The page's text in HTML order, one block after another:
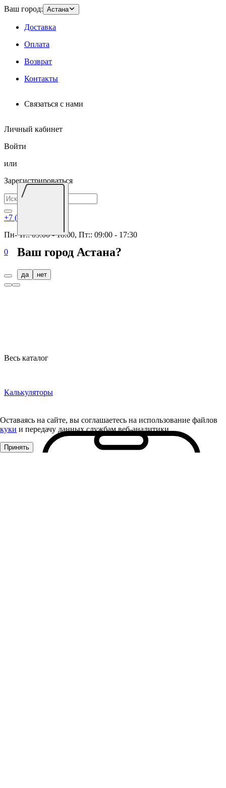
Ваш город: Астана
Доставка
Оплата
Возврат
Контакты
Связаться с нами
Личный кабинет
Войти
или
Зарегистрироваться
+7 (7172) 695-026
Пн-Чт:: 09:00 - 18:00, Пт:: 09:00 - 17:30
0
Весь каталог
Калькуляторы
Оставаясь на сайте, вы соглашаетесь на использование файлов
куки и передачу данных службам веб-аналитики
Принять
Ваш город Астана?
да нет